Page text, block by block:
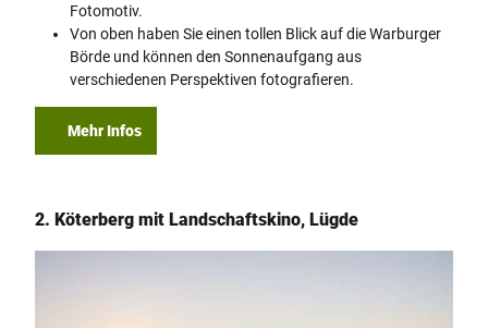
Fotomotiv.
Von oben haben Sie einen tollen Blick auf die Warburger
Börde und können den Sonnenaufgang aus
verschiedenen Perspektiven fotografieren.
Mehr Infos
2. Köterberg mit Landschaftskino, Lügde